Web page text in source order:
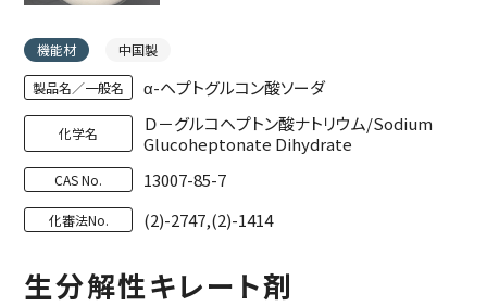
機能材 中国製
製品名／一般名 α-ヘプトグルコン酸ソーダ
化学名
Ｄ－グルコヘプトン酸ナトリウム/Sodium
Glucoheptonate Dihydrate
CAS No. 13007-85-7
化審法No. (2)-2747,(2)-1414
生分解性キレート剤